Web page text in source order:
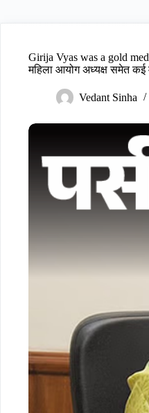
Girija Vyas was a gold
महिला आयोग अध्यक्ष समेत
Vedant Sinha